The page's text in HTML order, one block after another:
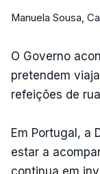
Manuela Sousa,
O Governo
pretendem
refeições de
Em Portugal, a
estar a
continua em